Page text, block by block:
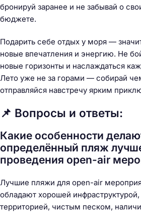
бронируй заранее и не забывай о
бюджете.
Подарить себе отдых у моря —
новые впечатления и энергию. Не
новые горизонты и наслаждаться
Лето уже не за горами — собирай
отправляйся навстречу ярким
📌 Вопросы и ответы:
Какие особенности
определённый пляж
проведения open-air
Лучшие пляжи для open-air
обладают хорошей
территорией, чистым песком,